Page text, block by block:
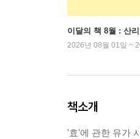
이달의 책 8월 : 산
2026년 08월 01일 ~
책소개
'효'에 관한 유가